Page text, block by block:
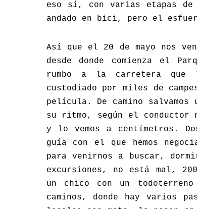
eso sí, con varias etapas de
andado en bici, pero el
Así que el 20 de mayo nos
desde donde comienza el
rumbo a la carretera que
custodiado por miles de
película. De camino
su ritmo, según el conductor
y lo vemos a centímetros.
guía con el que hemos
para venirnos a buscar,
excursiones, no está mal,
un chico con un
caminos, donde hay varios